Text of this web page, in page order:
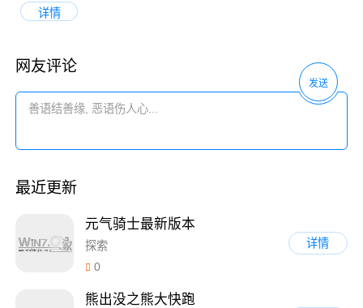
详情
网友评论
发送
最近更新
元气骑士最新版本
探索
0
详情
熊出没之熊大快跑